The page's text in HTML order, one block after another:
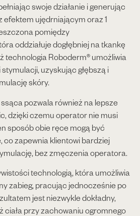
swoje działanie i generując
efektem ujędrniającym oraz 1
pomiędzy
oddziałuje dogłębniej na tkankę
technologia Roboderm® umożliwia
uzyskując głębszą i
skóry.
pozwala również na lepsze
dzięki czemu operator nie musi
sposób obie ręce mogą być
co zapewnia klientowi bardziej
bez zmęczenia operatora.
technologią, która umożliwia
zabieg, pracując jednocześnie po
jest niezwykle dokładny,
ciała przy zachowaniu ogromnego